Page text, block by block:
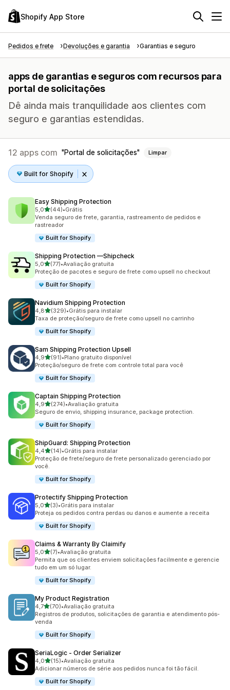
Shopify App Store
Pedidos e frete Devoluções e garantia Garantias e seguro
apps de garantias e seguros com recursos para
portal de solicitações
Dê ainda mais tranquilidade aos clientes com
seguro e garantias estendidas.
12 apps com Portal de solicitações Limpar
Built for Shopify
Easy Shipping Protection
5,0de 5 estrelas
(44)
44 avaliações ao todo
•Grátis
Venda seguro de frete, garantia, rastreamento de pedidos e
rastreador
Built for Shopify
Shipping Protection —Shipcheck
5,0de 5 estrelas
(77)
77 avaliações ao todo
•Avaliação gratuita
Proteção de pacotes e seguro de frete como upsell no checkout
Built for Shopify
Navidium Shipping Protection
4,8de 5 estrelas
(329)
329 avaliações ao todo
•Grátis para instalar
Taxa de proteção/seguro de frete como upsell no carrinho
Built for Shopify
Sam Shipping Protection Upsell
4,9de 5 estrelas
(91)
91 avaliações ao todo
•Plano gratuito disponível
Proteção/seguro de frete com controle total para você
Built for Shopify
Captain Shipping Protection
4,9de 5 estrelas
(274)
274 avaliações ao todo
•Avaliação gratuita
Seguro de envio, shipping insurance, package protection.
Built for Shopify
ShipGuard: Shipping Protection
4,4de 5 estrelas
(14)
14 avaliações ao todo
•Grátis para instalar
Proteção de frete/seguro de frete personalizado gerenciado por
você.
Built for Shopify
Protectify Shipping Protection
5,0de 5 estrelas
(3)
3 avaliações ao todo
•Grátis para instalar
Proteja os pedidos contra perdas ou danos e aumente a receita
Built for Shopify
Claims & Warranty By Claimify
5,0de 5 estrelas
(7)
7 avaliações ao todo
•Avaliação gratuita
Permita que os clientes enviem solicitações facilmente e gerencie
tudo em um só lugar.
Built for Shopify
My Product Registration
4,7de 5 estrelas
(70)
70 avaliações ao todo
•Avaliação gratuita
Registros de produtos, solicitações de garantia e atendimento pós-
venda
Built for Shopify
SeriaLogic ‑ Order Serializer
4,0de 5 estrelas
(15)
15 avaliações ao todo
•Avaliação gratuita
Adicionar números de série aos pedidos nunca foi tão fácil.
Built for Shopify